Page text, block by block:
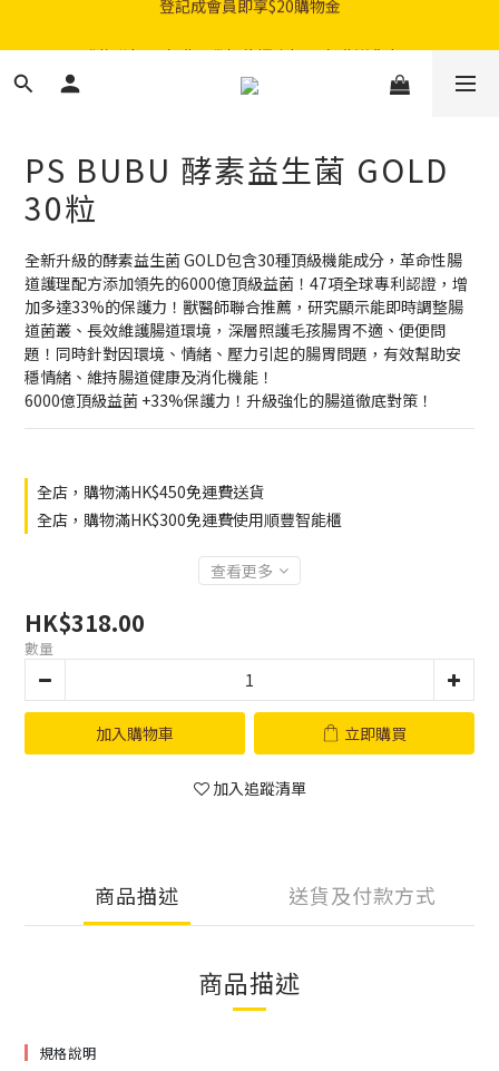
PS BUBU 酵素益生菌 GOLD
30粒
全新升級的酵素益生菌 GOLD包含30種頂級機能成分，革命性腸
道護理配方添加領先的6000億頂級益菌！47項全球專利認證，增
加多達33%的保護力！獸醫師聯合推薦，研究顯示能即時調整腸
道菌叢、長效維護腸道環境，深層照護毛孩腸胃不適、便便問
題！同時針對因環境、情緒、壓力引起的腸胃問題，有效幫助安
穩情緒、維持腸道健康及消化機能！
6000億頂級益菌 +33%保護力！升級強化的腸道徹底對策！
全店，購物滿HK$450免運費送貨
全店，購物滿HK$300免運費使用順豐智能櫃
查看更多
HK$318.00
數量
加入購物車 立即購買
加入追蹤清單
商品描述 送貨及付款方式
商品描述
規格說明